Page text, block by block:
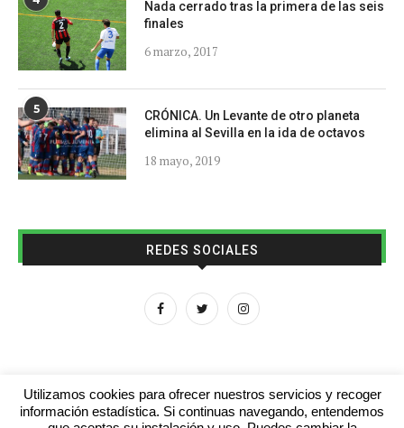
Nada cerrado tras la primera de las seis
finales
6 marzo, 2017
5
CRÓNICA. Un Levante de otro planeta
elimina al Sevilla en la ida de octavos
18 mayo, 2019
REDES SOCIALES
Utilizamos cookies para ofrecer nuestros servicios y recoger
información estadística. Si continuas navegando, entendemos